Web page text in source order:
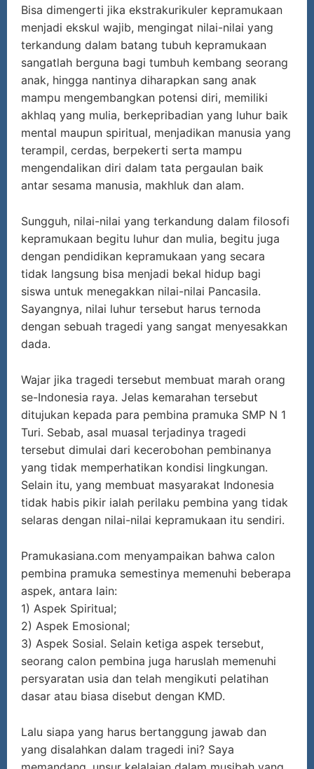
Bisa dimengerti jika ekstrakurikuler kepramukaan
menjadi ekskul wajib, mengingat nilai-nilai yang
terkandung dalam batang tubuh kepramukaan
sangatlah berguna bagi tumbuh kembang seorang
anak, hingga nantinya diharapkan sang anak
mampu mengembangkan potensi diri, memiliki
akhlaq yang mulia, berkepribadian yang luhur baik
mental maupun spiritual, menjadikan manusia yang
terampil, cerdas, berpekerti serta mampu
mengendalikan diri dalam tata pergaulan baik
antar sesama manusia, makhluk dan alam.
Sungguh, nilai-nilai yang terkandung dalam filosofi
kepramukaan begitu luhur dan mulia, begitu juga
dengan pendidikan kepramukaan yang secara
tidak langsung bisa menjadi bekal hidup bagi
siswa untuk menegakkan nilai-nilai Pancasila.
Sayangnya, nilai luhur tersebut harus ternoda
dengan sebuah tragedi yang sangat menyesakkan
dada.
Wajar jika tragedi tersebut membuat marah orang
se-Indonesia raya. Jelas kemarahan tersebut
ditujukan kepada para pembina pramuka SMP N 1
Turi. Sebab, asal muasal terjadinya tragedi
tersebut dimulai dari kecerobohan pembinanya
yang tidak memperhatikan kondisi lingkungan.
Selain itu, yang membuat masyarakat Indonesia
tidak habis pikir ialah perilaku pembina yang tidak
selaras dengan nilai-nilai kepramukaan itu sendiri.
Pramukasiana.com menyampaikan bahwa calon
pembina pramuka semestinya memenuhi beberapa
aspek, antara lain:
1) Aspek Spiritual;
2) Aspek Emosional;
3) Aspek Sosial. Selain ketiga aspek tersebut,
seorang calon pembina juga haruslah memenuhi
persyaratan usia dan telah mengikuti pelatihan
dasar atau biasa disebut dengan KMD.
Lalu siapa yang harus bertanggung jawab dan
yang disalahkan dalam tragedi ini? Saya